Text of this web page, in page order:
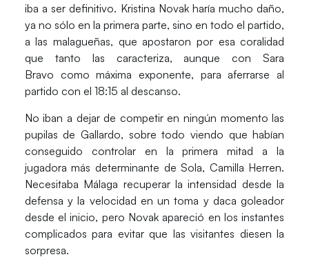
iba a ser definitivo. Kristina Novak haría mucho daño,
ya no sólo en la primera parte, sino en todo el partido,
a las malagueñas, que apostaron por esa coralidad
que tanto las caracteriza, aunque conSara
Bravo como máxima exponente, para aferrarse al
partido con el 18:15 al descanso.
No iban a dejar de competir en ningún momento las
pupilas deGallardo, sobre todo viendo que habían
conseguido controlar en la primera mitad a la
jugadora más determinante de Sola, Camilla Herren.
Necesitaba Málaga recuperar la intensidad desde la
defensa y la velocidad en un toma y daca goleador
desde el inicio, pero Novak apareció en los instantes
complicados para evitar que las visitantes diesen la
sorpresa.